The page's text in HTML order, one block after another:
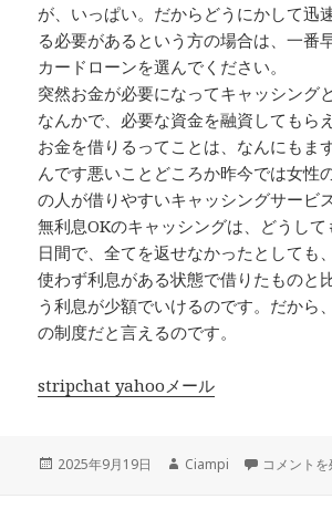
が、いっぱい。だからどうにかして迅
る必要があるという方の場合は、一番
カードローンを選んでください。
突然お金が必要になってキャッシング
なんかで、必要な資金を融資してもら
お金を借りるってことは、なんにもま
んです悪いことどころか昨今では女性
の人が借りやすいキャッシングサービ
無利息OKのキャッシングは、どうし
日間で、全てを返せなかったとしても
使わず利息がある状態で借りたものと
う利息が少額でいけるのです。だから
の制度だと言えるのです。
stripchat yahooメール
投
2025年9月19日
作
Ciampi 融資希望
コメントを